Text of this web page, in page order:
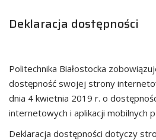
Deklaracja dostępności
Politechnika Białostocka
dostępność swojej strony
dnia 4 kwietnia 2019 r. o
internetowych i aplikacji mobilnych
Deklaracja dostępności dotyczy